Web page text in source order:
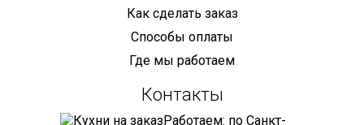
Как сделать заказ
Способы оплаты
Где мы работаем
Контакты
Работаем: по Санкт-